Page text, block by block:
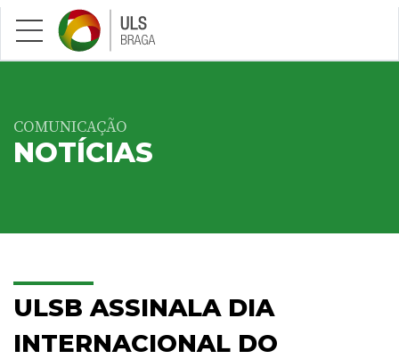
Saltar para conteúdo principal
COMUNICAÇÃO
NOTÍCIAS
ULSB ASSINALA DIA
INTERNACIONAL DO